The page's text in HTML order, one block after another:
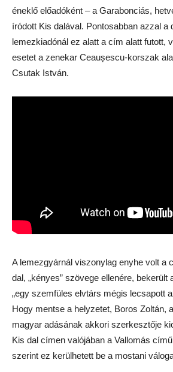
éneklő előadóként – a Garabonciás,
íródott Kis dalával. Pontosabban azzal a
lemezkiadónál ez alatt a cím alatt futott,
esetet a zenekar Ceaușescu-korszak
Csutak István.
A lemezgyárnál viszonylag enyhe volt a
dal, „kényes” szövege ellenére, bekerült
„egy szemfüles elvtárs mégis lecsapott
Hogy mentse a helyzetet, Boros Zoltán,
magyar adásának akkori szerkesztője
Kis dal címen valójában a Vallomás
szerint ez kerülhetett be a mostani